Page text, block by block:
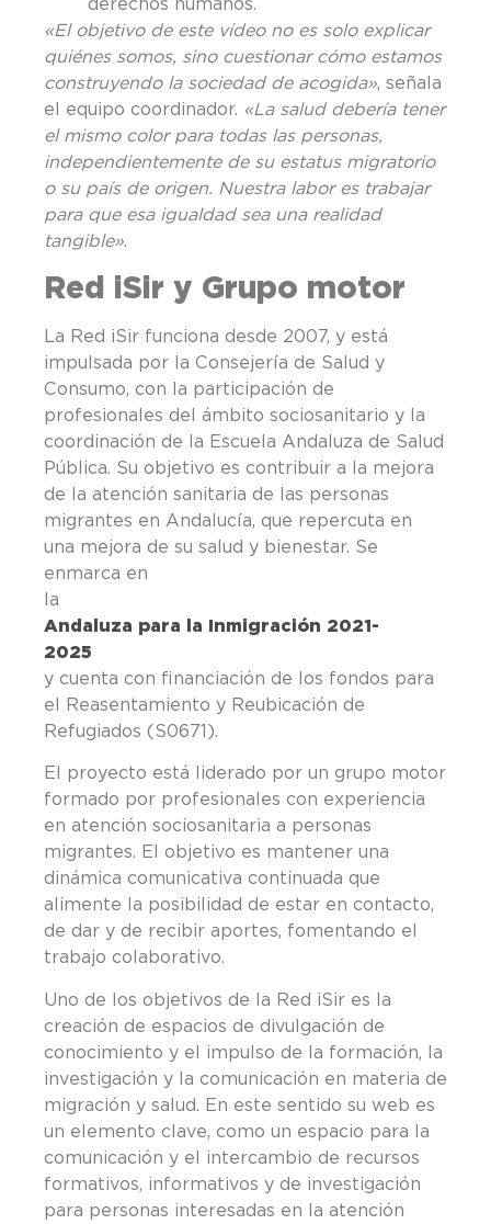
«El objetivo de este vídeo no es solo explicar
quiénes somos, sino cuestionar cómo estamos
construyendo la sociedad de acogida», señala
el equipo coordinador. «La salud debería tener
el mismo color para todas las personas,
independientemente de su estatus migratorio
o su país de origen. Nuestra labor es trabajar
para que esa igualdad sea una realidad
tangible».
Red iSir y Grupo motor
La Red iSir funciona desde 2007, y está
impulsada por la Consejería de Salud y
Consumo, con la participación de
profesionales del ámbito sociosanitario y la
coordinación de la Escuela Andaluza de Salud
Pública. Su objetivo es contribuir a la mejora
de la atención sanitaria de las personas
migrantes en Andalucía, que repercuta en
una mejora de su salud y bienestar. Se
enmarca en
Andaluza para la Inmigración 2021-
2025
y cuenta con financiación de los fondos para
el Reasentamiento y Reubicación de
Refugiados (S0671).
El proyecto está liderado por un grupo motor
formado por profesionales con experiencia
en atención sociosanitaria a personas
migrantes. El objetivo es mantener una
dinámica comunicativa continuada que
alimente la posibilidad de estar en contacto,
de dar y de recibir aportes, fomentando el
trabajo colaborativo.
Uno de los objetivos de la Red iSir es la
creación de espacios de divulgación de
conocimiento y el impulso de la formación, la
investigación y la comunicación en materia de
migración y salud. En este sentido su web es
un elemento clave, como un espacio para la
comunicación y el intercambio de recursos
formativos, informativos y de investigación
para personas interesadas en la atención